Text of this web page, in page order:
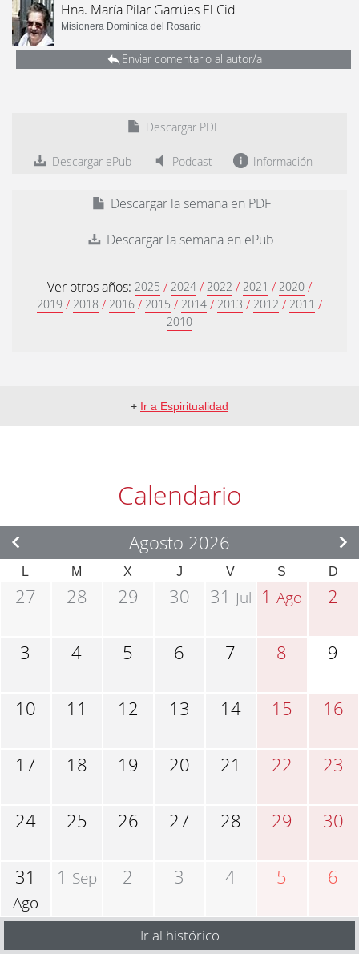
Hna. María Pilar Garrúes El Cid
Misionera Dominica del Rosario
Enviar comentario al autor/a
Descargar PDF
Descargar ePub Podcast Información
Descargar la semana en PDF
Descargar la semana en ePub
Ver otros años: 2025 / 2024 / 2022 / 2021 / 2020 /
2019 / 2018 / 2016 / 2015 / 2014 / 2013 / 2012 / 2011 /
2010
+ Ir a Espiritualidad
Calendario
Agosto 2026
L M X J V S D
27 28 29 30 31 Jul 1Ago 2
3 4 5 6 7 8 9
10 11 12 13 14 15 16
17 18 19 20 21 22 23
24 25 26 27 28 29 30
31
Ago
1 Sep 2 3 4 5 6
Ir al histórico